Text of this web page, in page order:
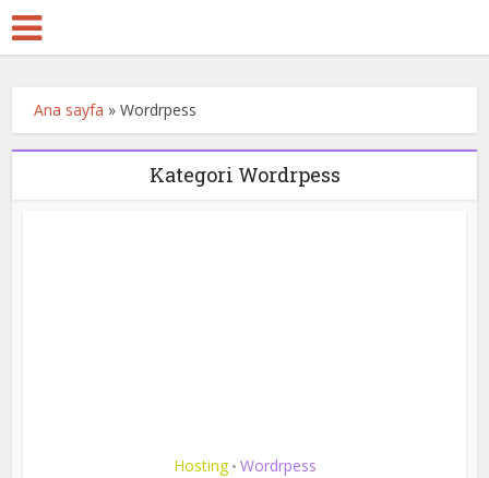
Ana sayfa »Wordrpess
Kategori Wordrpess
Hosting • Wordrpess